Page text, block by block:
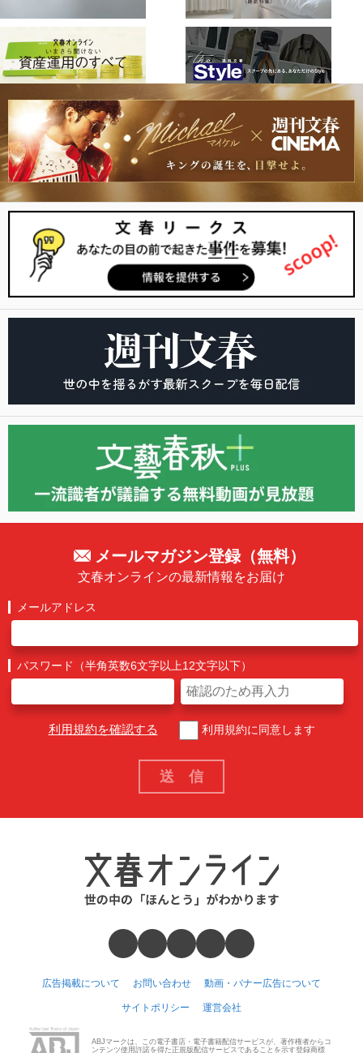
メールマガジン登録（無料）
文春オンラインの最新情報をお届け
メールアドレス
パスワード（半角英数6文字以上12文字以下）
利用規約を確認する 利用規約に同意します
広告掲載について お問い合わせ 動画・バナー広告について
サイトポリシー 運営会社
ABJマークは、この電子書店・電子書籍配信サービスが、著作権者からコ
ンテンツ使用許諾を得た正規版配信サービスであることを示す登録商標